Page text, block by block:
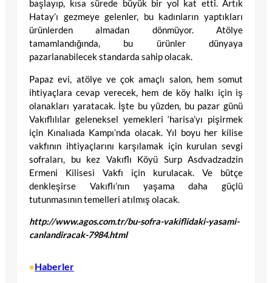
başlayıp, kısa sürede büyük bir yol kat etti. Artık
Hatay’ı gezmeye gelenler, bu kadınların yaptıkları
ürünlerden almadan dönmüyor. Atölye
tamamlandığında, bu ürünler dünyaya
pazarlanabilecek standarda sahip olacak.
Papaz evi, atölye ve çok amaçlı salon, hem somut
ihtiyaçlara cevap verecek, hem de köy halkı için iş
olanakları yaratacak. İşte bu yüzden, bu pazar günü
Vakıflılılar geleneksel yemekleri ‘harisa’yı pişirmek
için Kınalıada Kampı’nda olacak. Yıl boyu her kilise
vakfının ihtiyaçlarını karşılamak için kurulan sevgi
sofraları, bu kez Vakıflı Köyü Surp Asdvadzadzin
Ermeni Kilisesi Vakfı için kurulacak. Ve bütçe
denkleşirse Vakıflı’nın yaşama daha güçlü
tutunmasının temelleri atılmış olacak.
http://www.agos.com.tr/bu-sofra-vakiflidaki-yasami-
canlandiracak-7984.html
•Haberler